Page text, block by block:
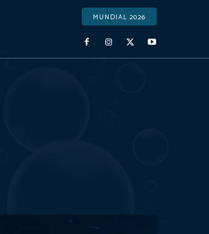
MUNDIAL 2026